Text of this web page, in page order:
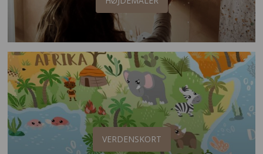
VERDENSKORT